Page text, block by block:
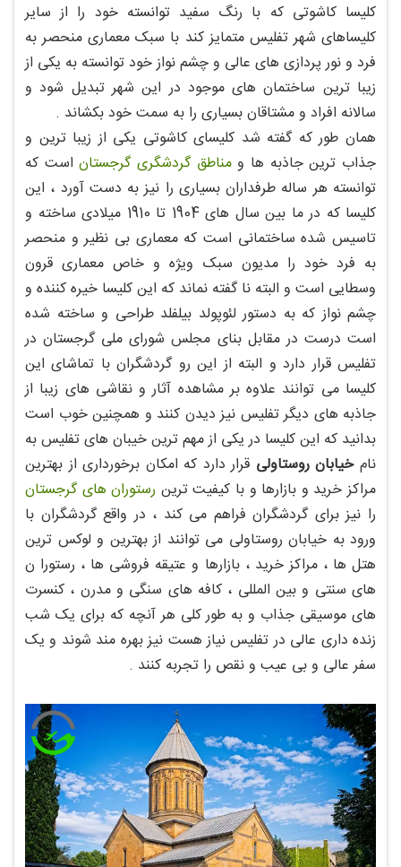
کلیسا کاشوتی که با رنگ سفید توانسته خود را از سایر
کلیساهای شهر تفلیس متمایز کند با سبک معماری منحصر به
فرد و نور پردازی های عالی و چشم نواز خود توانسته به یکی از
زیبا ترین ساختمان های موجود در این شهر تبدیل شود و
سالانه افراد و مشتاقان بسیاری را به سمت خود بکشاند .
همان طور که گفته شد کلیسای کاشوتی یکی از زیبا ترین و
جذاب ترین جاذبه ها ومناطق گردشگری گرجستاناست که
توانسته هر ساله طرفداران بسیاری را نیز به دست آورد ، این
کلیسا که در ما بین سال های 1904 تا 1910 میلادی ساخته و
تاسیس شده ساختمانی است که معماری بی نظیر و منحصر
به فرد خود را مدیون سبک ویژه و خاص معماری قرون
وسطایی است و البته نا گفته نماند که این کلیسا خیره کننده و
چشم نواز که به دستور لئوپولد بیلفلد طراحی و ساخته شده
است درست در مقابل بنای مجلس شورای ملی گرجستان در
تفلیس قرار دارد و البته از این رو گردشگران با تماشای این
کلیسا می توانند علاوه بر مشاهده آثار و نقاشی های زیبا از
جاذبه های دیگر تفلیس نیز دیدن کنند و همچنین خوب است
بدانید که این کلیسا در یکی از مهم ترین خیبان های تفلیس به
نامخیابان روستاولی قرار دارد که امکان برخورداری از بهترین
مراکز خرید و بازارها و با کیفیت ترین رستوران های گرجستان
را نیز برای گردشگران فراهم می کند ، در واقع گردشگران با
ورود به خیابان روستاولی می توانند از بهترین و لوکس ترین
هتل ها ، مراکز خرید ، بازارها و عتیقه فروشی ها ، رستورا ن
های سنتی و بین المللی ، کافه های سنگی و مدرن ، کنسرت
های موسیقی جذاب و به طور کلی هر آنچه که برای یک شب
زنده داری عالی در تفلیس نیاز هست نیز بهره مند شوند و یک
سفر عالی و بی عیب و نقص را تجربه کنند .